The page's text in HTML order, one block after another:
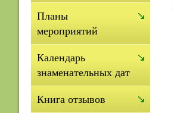
Планы
мероприятий
Календарь
знаменательных дат
Книга отзывов